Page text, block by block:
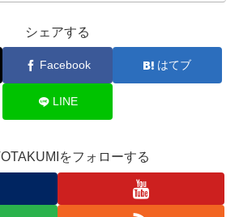
シェアする
Facebook はてブ
LINE
をフォローする